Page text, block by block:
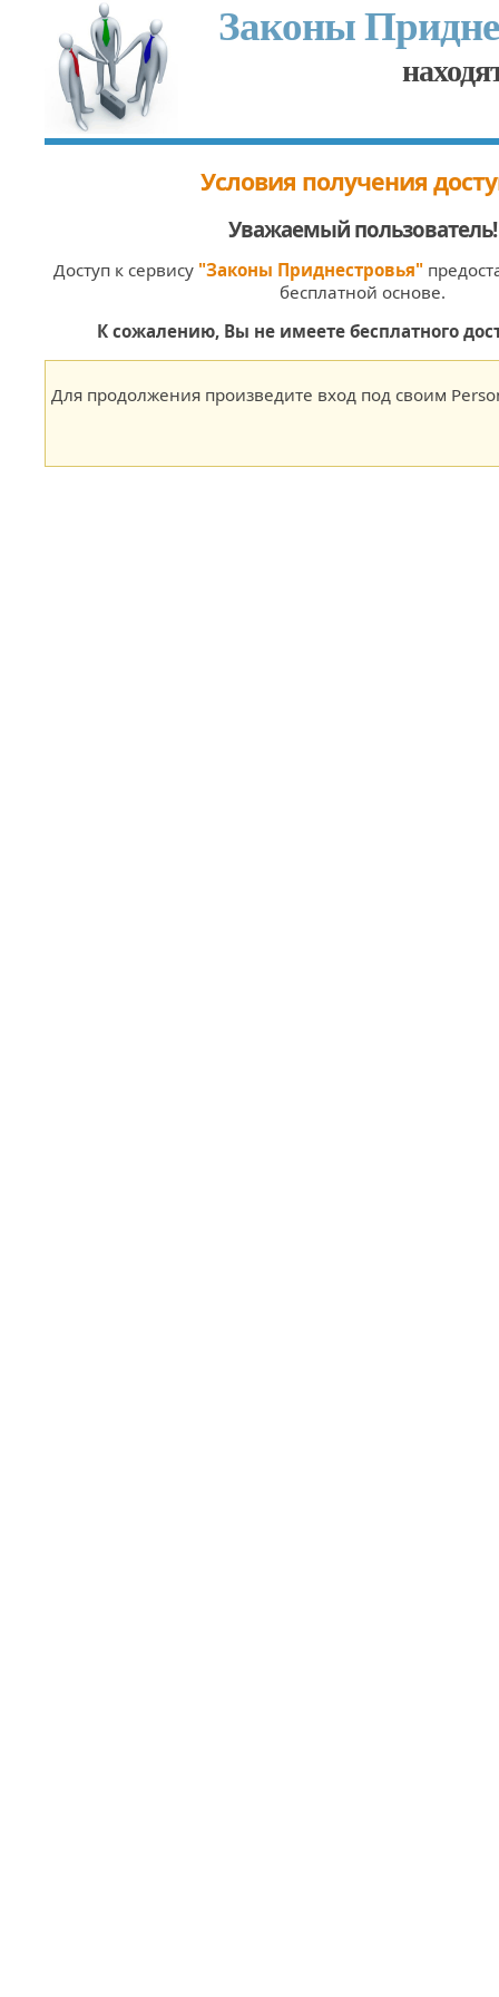
Законы
Условия получения
Уважаемый пользователь!
Доступ к сервису "Законы Приднестровья"
бесплатной основе.
К сожалению, Вы не имеете бесплатного
Для продолжения произведите вход под своим